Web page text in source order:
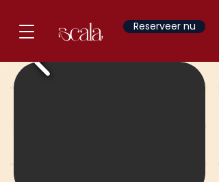
Reserveer nu